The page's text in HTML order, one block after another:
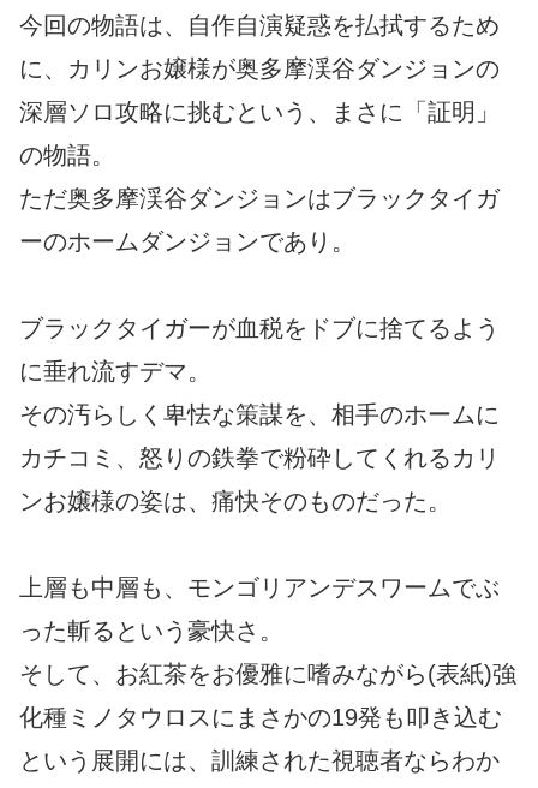
今回の物語は、自作自演疑惑を払拭するため
に、カリンお嬢様が奥多摩渓谷ダンジョンの
深層ソロ攻略に挑むという、まさに「証明」
の物語。
ただ奥多摩渓谷ダンジョンはブラックタイガ
ーのホームダンジョンであり。
ブラックタイガーが血税をドブに捨てるよう
に垂れ流すデマ。
その汚らしく卑怯な策謀を、相手のホームに
カチコミ、怒りの鉄拳で粉砕してくれるカリ
ンお嬢様の姿は、痛快そのものだった。
上層も中層も、モンゴリアンデスワームでぶ
った斬るという豪快さ。
そして、お紅茶をお優雅に嗜みながら(表紙)強
化種ミノタウロスにまさかの19発も叩き込む
という展開には、訓練された視聴者ならわか